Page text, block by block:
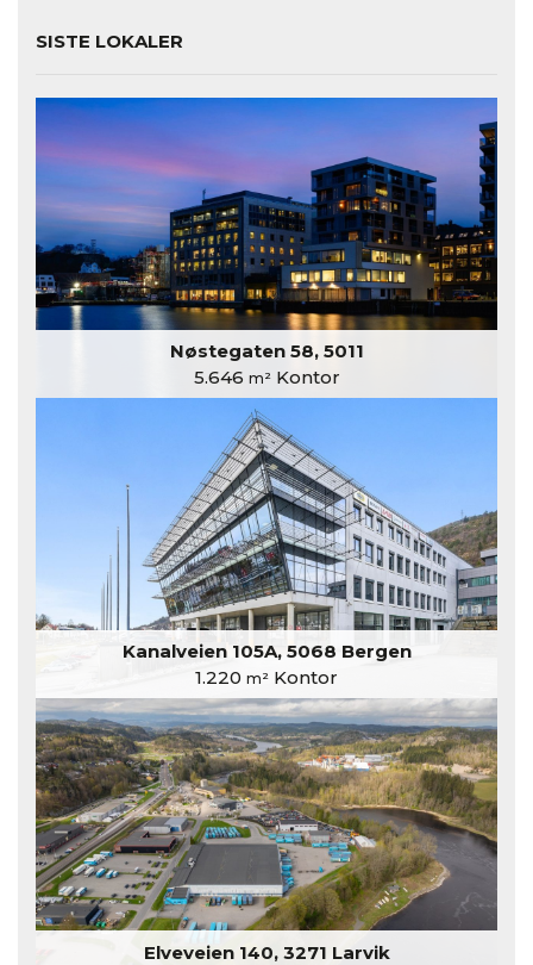
SISTE LOKALER
Nøstegaten 58, 5011
5.646 m²Kontor
Kanalveien 105A, 5068 Bergen
1.220 m² Kontor
Elveveien 140, 3271 Larvik